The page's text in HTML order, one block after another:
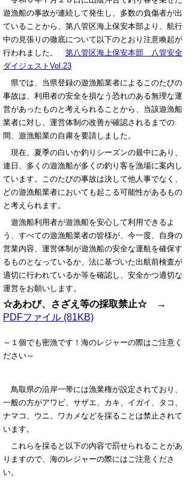
遊漁船の事故が連続して発生し、多数の負傷者が出
ていることから、第八管区海上保安本部より、航行
中の見張りの徹底について以下のとおり注意喚起が
行われました。 第八管区海上保安本部 八管安全
ダイジェストVol.23
県では、当県登録の遊漁船業者によるこのたびの
事故は、利用者の安全を損なう恐れのある無理な運
営があったものと考えられることから、当該遊漁船
業者に対し、運営体制の改善が確認されるまでの
間、遊漁船業の自粛を要請しました。
現在、夏季の白いか釣りシーズンの最中にあり、
連日、多くの遊漁船が多くの釣り客を漁場に案内し
ています。このたびの事故は決して他人事でなく、
どの遊漁船業者においても起こる可能性があるもの
と考えられます。
遊漁船利用者が遊漁船を安心して利用できるよ
う、すべての遊漁船業者の皆様が、今一度、自身の
営業内容、運営体制が遊漁船の安全な運航を確保す
るものとなっているか、法に基づいた出航前検査が
適切に行われているか等を確認し、安全かつ適切な
運営をお願いします。
☆あわび、さざえ等の採取禁止☆ →
PDFファイル (81KB)
～１個でも密漁です！海のレジャーの際はご注意く
ださい～
鳥取県の沿岸一帯には漁業権が設定されており、
一般の方がアワビ、サザエ、カキ、イガイ、タコ、
ナマコ、ウニ、ワカメなどを採ることは禁止されて
います。
これらを採ると以下の内容で罰せられることがあ
りますので、海のレジャーの際にはご注意くださ
い。